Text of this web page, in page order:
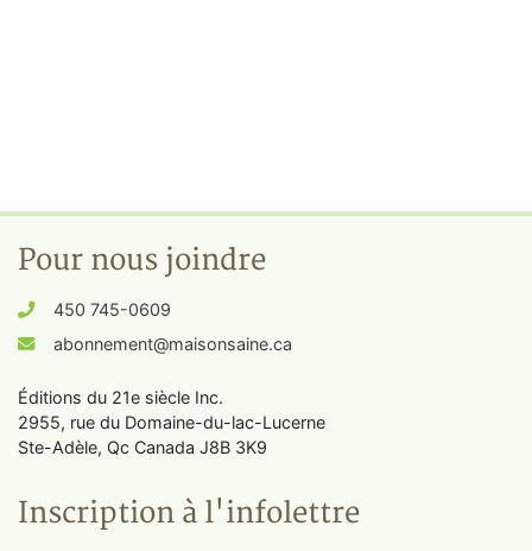
Pour nous joindre
450 745-0609
abonnement@maisonsaine.ca
Éditions du 21e siècle Inc.
2955, rue du Domaine-du-lac-Lucerne
Ste-Adèle, Qc Canada J8B 3K9
Inscription à l'infolettre